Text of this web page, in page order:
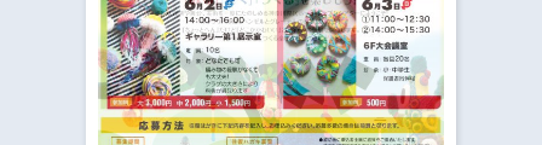
イベントを探す
・ イベント一覧
休館中の県民ホールについて